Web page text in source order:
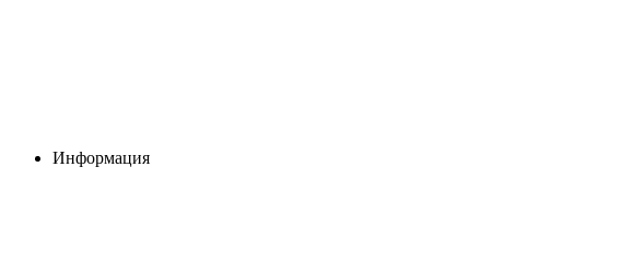
Информация